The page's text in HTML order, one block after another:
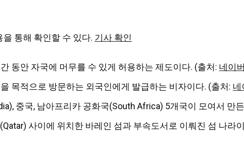
통해 확인할 수 있다. 기사 확인
동안 자국에 머무를 수 있게 허용하는 제도이다. (출처: 네이
목적으로 방문하는 외국인에게 발급하는 비자이다. (출처: 네
중국, 남아프리카 공화국(South Africa) 5개국이 모여서 만
사이에 위치한 바레인 섬과 부속도서로 이뤄진 섬 나라